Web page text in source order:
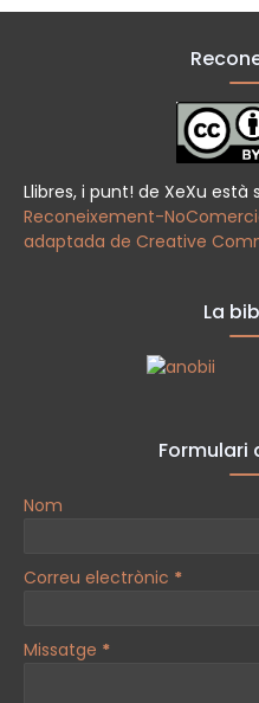
Llibres, i punt! de XeXu
Reconeixement-
adaptada de Creative
La
Formulari
Nom
Correu electrònic *
Missatge *